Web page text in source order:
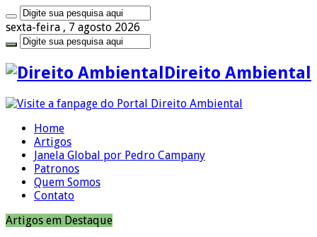
sexta-feira , 7 agosto 2026
Direito Ambiental
Home
Artigos
Janela Global por Pedro Campany
Patronos
Quem Somos
Contato
Artigos em Destaque